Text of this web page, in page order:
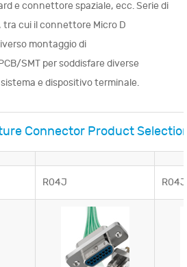
e connettore spaziale, ecc. Serie di
cui il connettore Micro D
montaggio di
SMT per soddisfare diverse
e dispositivo terminale.
Connector Product
R04J